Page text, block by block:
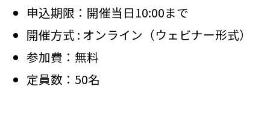
申込期限：開催当日10:00まで
開催方式 : オンライン（ウェビナー形式）
参加費：無料
定員数：50名